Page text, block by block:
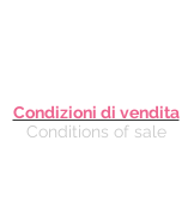
Condizioni di vendita
Conditions of sale